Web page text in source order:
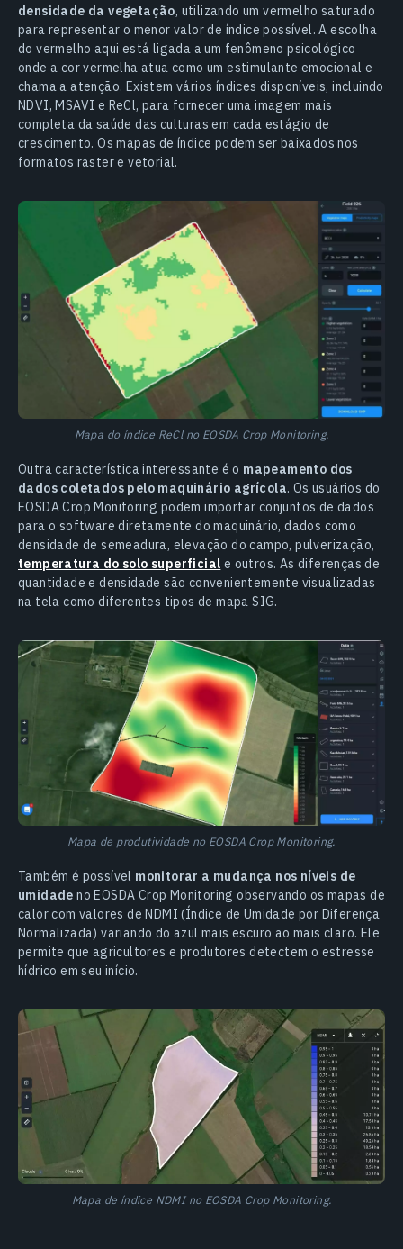
densidade da vegetação, utilizando um vermelho saturado
para representar o menor valor de índice possível. A escolha
do vermelho aqui está ligada a um fenômeno psicológico
onde a cor vermelha atua como um estimulante emocional e
chama a atenção. Existem vários índices disponíveis, incluindo
NDVI, MSAVI e ReCl, para fornecer uma imagem mais
completa da saúde das culturas em cada estágio de
crescimento. Os mapas de índice podem ser baixados nos
formatos raster e vetorial.
Mapa do índice ReCl no EOSDA Crop Monitoring.
Outra característica interessante é o mapeamento dos
dados coletados pelo maquinário agrícola. Os usuários do
EOSDA Crop Monitoring podem importar conjuntos de dados
para o software diretamente do maquinário, dados como
densidade de semeadura, elevação do campo, pulverização,
temperatura do solo superficial e outros. As diferenças de
quantidade e densidade são convenientemente visualizadas
na tela como diferentes tipos de mapa SIG.
Mapa de produtividade no EOSDA Crop Monitoring.
Também é possível monitorar a mudança nos níveis de
umidade no EOSDA Crop Monitoring observando os mapas de
calor com valores de NDMI (Índice de Umidade por Diferença
Normalizada) variando do azul mais escuro ao mais claro. Ele
permite que agricultores e produtores detectem o estresse
hídrico em seu início.
Mapa de índice NDMI no EOSDA Crop Monitoring.